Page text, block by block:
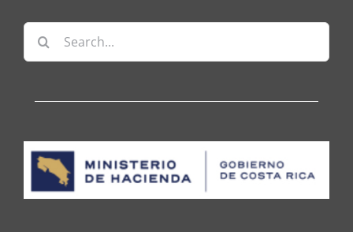
Search
for: